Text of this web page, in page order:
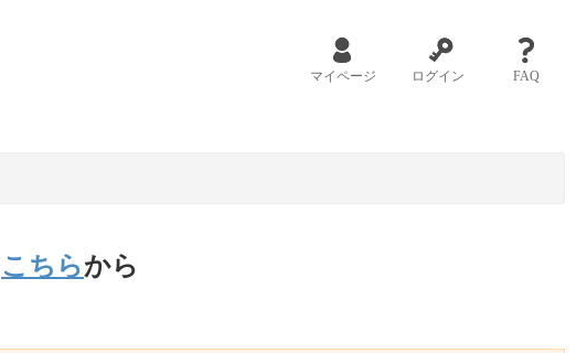
マイページ ログイン FAQ
こちらから